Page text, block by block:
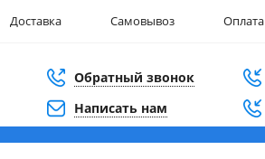
Доставка Самовывоз Оплата
Обратный звонок
Написать нам